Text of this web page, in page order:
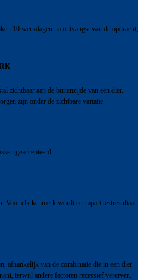
10 werkdagen na ontvangst van de opdracht,
zichtbaar aan de buitenzijde van een dier.
zijn onder de zichtbare variatie.
geaccepteerd.
Voor elk kenmerk wordt een apart testresultaat
afhankelijk van de combinatie die in een dier
terwijl andere factoren recessief vererven.